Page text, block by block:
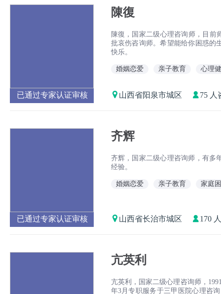
已通过专家认证审核
陳復
陳復，国家二级心理咨询师，目前
批哀伤咨询师。希望能给你困惑的
快乐。
婚姻恋爱 亲子教育 心理
山西省阳泉市城区 75 人
已通过专家认证审核
齐辉
齐辉，国家二级心理咨询师，有多
经验。
婚姻恋爱 亲子教育 家庭
山西省长治市城区 170
亢英利
亢英利，国家二级心理咨询师，
年3月专职服务于三甲医院心理咨